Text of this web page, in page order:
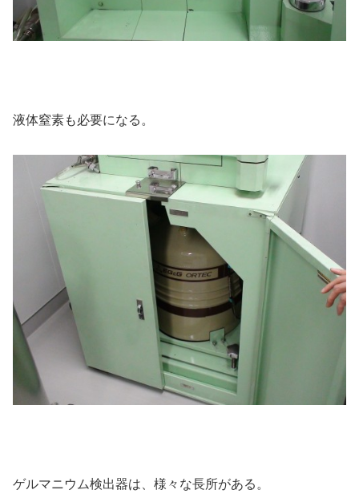
液体窒素も必要になる。
ゲルマニウム検出器は、様々な長所がある。